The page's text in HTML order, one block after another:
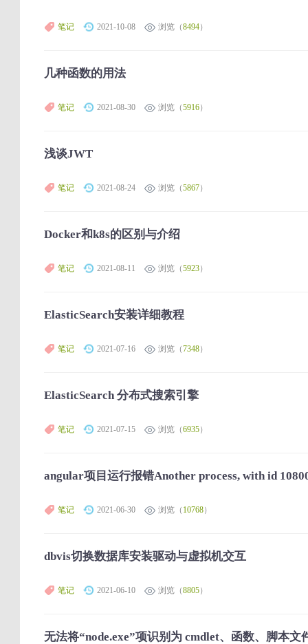
笔记 2021-10-08 浏览（8494）
几种函数的用法
笔记 2021-08-30 浏览（5916）
浅谈JWT
笔记 2021-08-24 浏览（5867）
Docker和k8s的区别与介绍
笔记 2021-08-11 浏览（5923）
ElasticSearch安装详细教程
笔记 2021-07-16 浏览（7348）
ElasticSearch 分布式搜索引擎
笔记 2021-07-15 浏览（6935）
angular项目运行报错Another process, with id
笔记 2021-06-30 浏览（ 10768）
dbvis切换数据库安装驱动与虚拟机交互
笔记 2021-06-10 浏览（8805）
无法将“node.exe”项识别为 cmdlet、函数、脚本